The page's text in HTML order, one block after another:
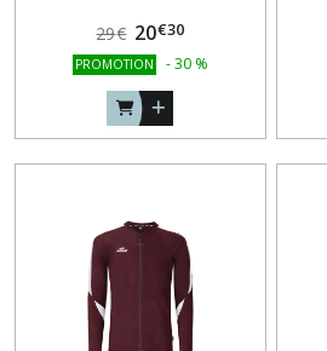
29€ 20€30
PROMOTION -30 %